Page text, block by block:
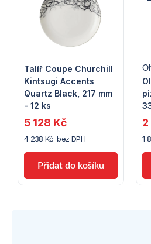
Talíř Coupe Churchill
Kintsugi Accents
Quartz Black, 217 mm
- 12 ks
4 238 Kč bez DPH
5 128 Kč
1